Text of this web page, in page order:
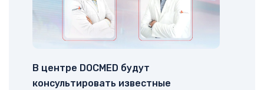
В центре DOCMED будут
консультировать известные